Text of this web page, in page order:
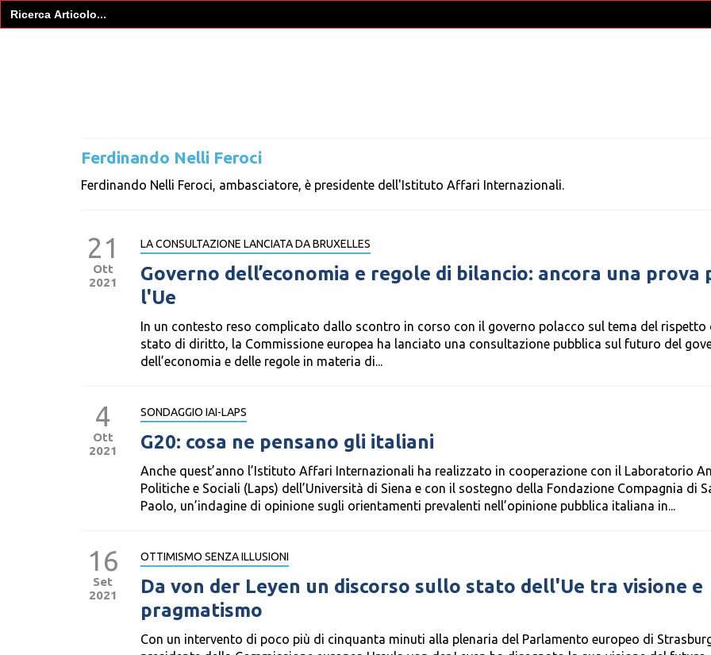
Search
for:
Ferdinando Nelli Feroci
Ferdinando Nelli Feroci, ambasciatore, è presidente dell'Istituto Affari Internazionali.
21
Ott
2021
LA CONSULTAZIONE LANCIATA DA BRUXELLES
Governo dell’economia e regole di bilancio: ancora una prova
l'Ue
In un contesto reso complicato dallo scontro in corso con il governo polacco sul tema del rispetto
stato di diritto, la Commissione europea ha lanciato una consultazione pubblica sul futuro del
dell’economia e delle regole in materia di...
4
Ott
2021
SONDAGGIO IAI-LAPS
G20: cosa ne pensano gli italiani
Anche quest’anno l’Istituto Affari Internazionali ha realizzato in cooperazione con il Laboratorio
Politiche e Sociali (Laps) dell’Università di Siena e con il sostegno della Fondazione Compagnia di
Paolo, un’indagine di opinione sugli orientamenti prevalenti nell’opinione pubblica italiana in...
16
Set
2021
OTTIMISMO SENZA ILLUSIONI
Da von der Leyen un discorso sullo stato dell'Ue tra visione e
pragmatismo
Con un intervento di poco più di cinquanta minuti alla plenaria del Parlamento europeo di